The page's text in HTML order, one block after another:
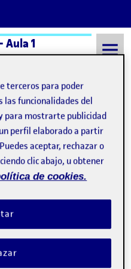
Aula 1
López Herraiz
Herraiz
y
7:31 pm
en PR2. Transmisión de audio y
terceros para poder
funcionalidades del
para mostrarte publicidad
perfil elaborado a partir
aceptar, rechazar o
clic abajo, u obtener
de cookies.